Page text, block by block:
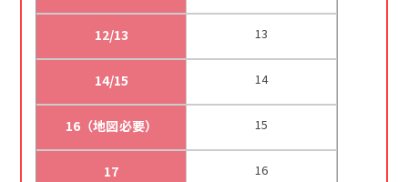
12/13
14/15
16（地図必要）
17
13
14
15
16